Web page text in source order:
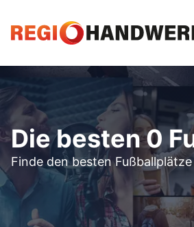
Die besten 0
Finde den besten